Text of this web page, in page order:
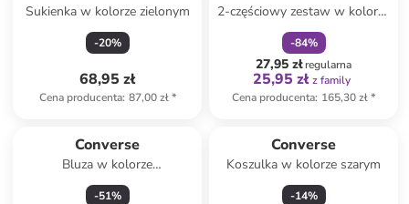
Sukienka w kolorze zielonym
-20%
68,95 zł
Cena producenta: 87,00 zł*
2-częściowy zestaw w kolorze
pomarańczowo-czarnym
-84%
27,95 złregularna
25,95 zł z family
Cena producenta: 165,30 zł*
Converse
Bluza w kolorze
jasnobrązowym
-51%
Converse
Koszulka w kolorze szarym
-14%